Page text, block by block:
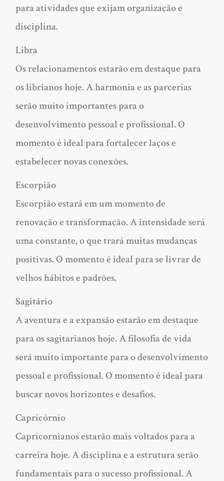
para atividades que exijam organização e
disciplina.
Libra
Os relacionamentos estarão em destaque para
os librianos hoje. A harmonia e as parcerias
serão muito importantes para o
desenvolvimento pessoal e profissional. O
momento é ideal para fortalecer laços e
estabelecer novas conexões.
Escorpião
Escorpião estará em um momento de
renovação e transformação. A intensidade será
uma constante, o que trará muitas mudanças
positivas. O momento é ideal para se livrar de
velhos hábitos e padrões.
Sagitário
A aventura e a expansão estarão em destaque
para os sagitarianos hoje. A filosofia de vida
será muito importante para o desenvolvimento
pessoal e profissional. O momento é ideal para
buscar novos horizontes e desafios.
Capricórnio
Capricornianos estarão mais voltados para a
carreira hoje. A disciplina e a estrutura serão
fundamentais para o sucesso profissional. A